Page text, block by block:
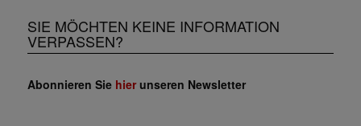
SIE MÖCHTEN KEINE INFORMATION
VERPASSEN?
Abonnieren Sie hierunseren Newsletter